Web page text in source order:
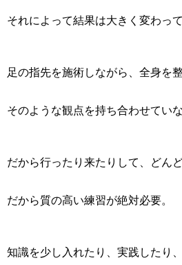
それによって結果は大きく変わって
足の指先を施術しながら、全身を整
そのような観点を持ち合わせてい
だから行ったり来たりして、どん
だから質の高い練習が絶対必要。
知識を少し入れたり、実践したり